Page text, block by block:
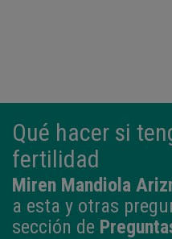
Qué hacer si
fertilidad
Miren Mandiola
a esta y otras
sección de